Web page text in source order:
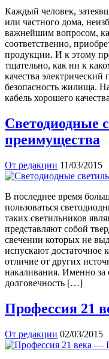
Каждый человек,
или частного дома,
важнейшим вопросом,
соответственно,
продукции. И к этому
тщательно, как ни к
качества электрический
безопасность жилища.
кабель хорошего
Светодиодные
преимущества
От редакции 11/03/2015
В последнее время
пользоваться
таких светильников
представляют собой
свечении которых не
испускают достаточное
отличие от других
накаливания. Именно за
долговечность […]
Профессия 21
От редакции 02/03/2015